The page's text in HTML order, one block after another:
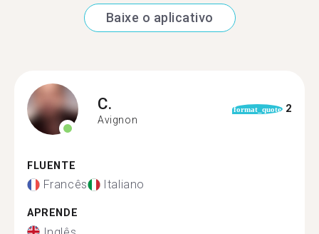
Baixe o aplicativo
C.
Avignon
format_quote 2
FLUENTE
Francês Italiano
APRENDE